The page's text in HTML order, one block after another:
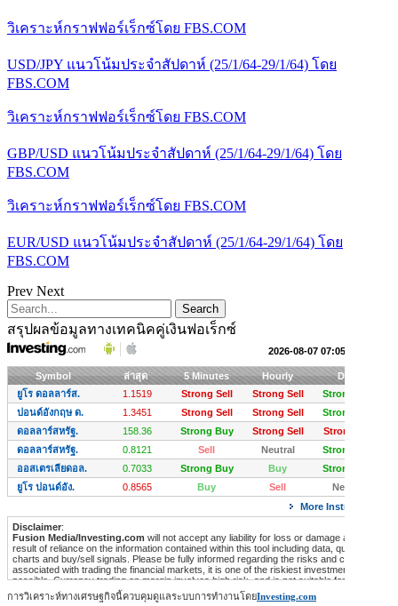
วิเคราะห์กราฟฟอร์เร็กซ์โดย FBS.COM
USD/JPY แนวโน้มประจำสัปดาห์ (25/1/64-29/1/64) โดย
FBS.COM
วิเคราะห์กราฟฟอร์เร็กซ์โดย FBS.COM
GBP/USD แนวโน้มประจำสัปดาห์ (25/1/64-29/1/64) โดย
FBS.COM
วิเคราะห์กราฟฟอร์เร็กซ์โดย FBS.COM
EUR/USD แนวโน้มประจำสัปดาห์ (25/1/64-29/1/64) โดย
FBS.COM
Prev Next
สรุปผลข้อมูลทางเทคนิคคู่เงินฟอเร็กซ์
การวิเคราะห์ทางเศรษฐกิจนี้ควบคุมดูแลระบบการทำงานโดยInvesting.com